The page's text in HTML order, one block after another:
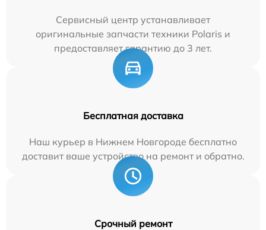
Сервисный центр устанавливает
оригинальные запчасти техники Polaris и
предоставляет гарантию до 3 лет.
Бесплатная доставка
Наш курьер в Нижнем Новгороде бесплатно
доставит ваше устройство на ремонт и обратно.
Срочный ремонт